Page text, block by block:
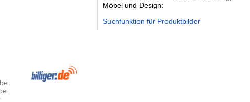
Möbel und Design:
Suchfunktion für Produktbilder